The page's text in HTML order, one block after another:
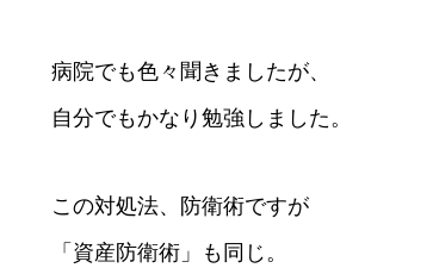
病院でも色々聞きましたが、
自分でもかなり勉強しました。
この対処法、防衛術ですが
「資産防衛術」も同じ。